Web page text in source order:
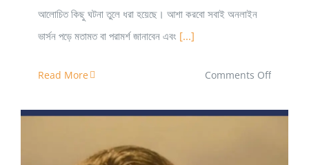
আলোচিত কিছু ঘটনা তুলে ধরা হয়েছে। আশা করবো সবাই অনলাইন
ভার্সন পড়ে মতামত বা পরামর্শ জানাবেন এবং [...]
Read More Comments Offon
ডায়েরি